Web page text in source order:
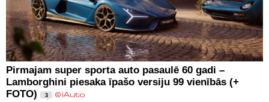
Pirmajam super sporta auto pasaulē 60 gadi –
Lamborghini piesaka īpašo versiju 99 vienībās (+
FOTO)
3